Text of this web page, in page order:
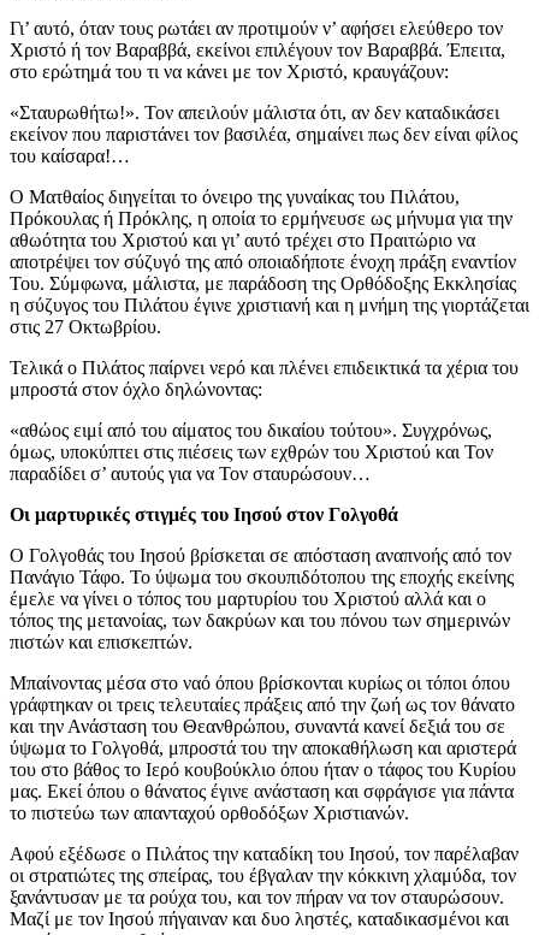
Γι’ αυτό, όταν τους ρωτάει αν προτιμούν ν’ αφήσει ελεύθερο τον
Χριστό ή τον Βαραββά, εκείνοι επιλέγουν τον Βαραββά. Έπειτα,
στο ερώτημά του τι να κάνει με τον Χριστό, κραυγάζουν:
«Σταυρωθήτω!». Τον απειλούν μάλιστα ότι, αν δεν καταδικάσει
εκείνον που παριστάνει τον βασιλέα, σημαίνει πως δεν είναι φίλος
του καίσαρα!…
Ο Ματθαίος διηγείται το όνειρο της γυναίκας του Πιλάτου,
Πρόκουλας ή Πρόκλης, η οποία το ερμήνευσε ως μήνυμα για την
αθωότητα του Χριστού και γι’ αυτό τρέχει στο Πραιτώριο να
αποτρέψει τον σύζυγό της από οποιαδήποτε ένοχη πράξη εναντίον
Του. Σύμφωνα, μάλιστα, με παράδοση της Ορθόδοξης Εκκλησίας
η σύζυγος του Πιλάτου έγινε χριστιανή και η μνήμη της γιορτάζεται
στις 27 Οκτωβρίου.
Τελικά ο Πιλάτος παίρνει νερό και πλένει επιδεικτικά τα χέρια του
μπροστά στον όχλο δηλώνοντας:
«αθώος ειμί από του αίματος του δικαίου τούτου». Συγχρόνως,
όμως, υποκύπτει στις πιέσεις των εχθρών του Χριστού και Τον
παραδίδει σ’ αυτούς για να Τον σταυρώσουν…
Οι μαρτυρικές στιγμές του Ιησού στον Γολγοθά
Ο Γολγοθάς του Ιησού βρίσκεται σε απόσταση αναπνοής από τον
Πανάγιο Τάφο. Το ύψωμα του σκουπιδότοπου της εποχής εκείνης
έμελε να γίνει ο τόπος του μαρτυρίου του Χριστού αλλά και ο
τόπος της μετανοίας, των δακρύων και του πόνου των σημερινών
πιστών και επισκεπτών.
Μπαίνοντας μέσα στο ναό όπου βρίσκονται κυρίως οι τόποι όπου
γράφτηκαν οι τρεις τελευταίες πράξεις από την ζωή ως τον θάνατο
και την Ανάσταση του Θεανθρώπου, συναντά κανεί δεξιά του σε
ύψωμα το Γολγοθά, μπροστά του την αποκαθήλωση και αριστερά
του στο βάθος το Ιερό κουβούκλιο όπου ήταν ο τάφος του Κυρίου
μας. Εκεί όπου ο θάνατος έγινε ανάσταση και σφράγισε για πάντα
το πιστεύω των απανταχού ορθοδόξων Χριστιανών.
Αφού εξέδωσε ο Πιλάτος την καταδίκη του Ιησού, τον παρέλαβαν
οι στρατιώτες της σπείρας, του έβγαλαν την κόκκινη χλαμύδα, τον
ξανάντυσαν με τα ρούχα του, και τον πήραν να τον σταυρώσουν.
Μαζί με τον Ιησού πήγαιναν και δυο ληστές, καταδικασμένοι και